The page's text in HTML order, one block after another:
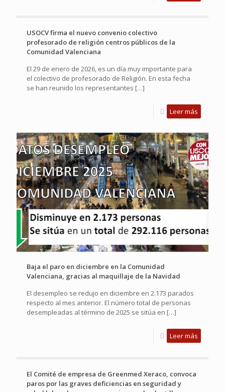
USOCV firma el nuevo convenio colectivo
profesorado de religión centros públicos de la
Comunidad Valenciana
El 29 de enero de 2026, es un día muy importante para
el colectivo de profesorado de Religión. En esta fecha
se han reunido los representantes […]
Leer más
Baja el paro en diciembre en la Comunidad
Valenciana, gracias al maquillaje de la Navidad
El desempleo se redujo en diciembre en 2.173 parados
respecto al mes anterior. El número total de personas
desempleadas al término de 2025 se sitúa en […]
Leer más
El Comité de empresa de Greenmed Xeraco, convoca
paros por las graves deficiencias en seguridad y